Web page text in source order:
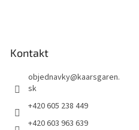
Kontakt
objednavky@kaarsgaren.
sk
+420 605 238 449
+420 603 963 639